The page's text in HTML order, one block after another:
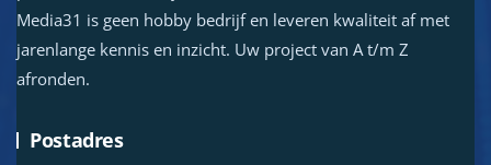
Media31 is geen hobby bedrijf en leveren kwaliteit af met
jarenlange kennis en inzicht. Uw project van A t/m Z
afronden.
Postadres